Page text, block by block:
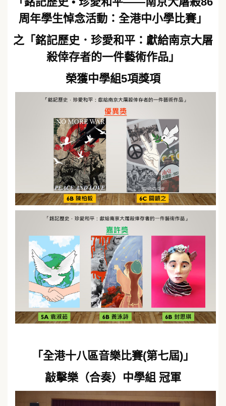
周年學生悼念活動：全港中小學比賽」
之「銘記歷史．珍愛和平：獻給南京大屠
殺倖存者的一件藝術作品」
榮獲中學組5項獎項
「全港十八區音樂比賽(第七屆)」
敲擊樂（合奏）中學組 冠軍